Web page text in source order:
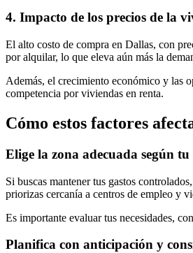
4. Impacto de los precios de la
El alto costo de compra en Dallas, con
por alquilar, lo que eleva aún más la
Además, el crecimiento económico y las
competencia por viviendas en renta.
Cómo estos factores
Elige la zona adecuada según
Si buscas mantener tus gastos
priorizas cercanía a centros de empleo y
Es importante evaluar tus necesidades,
Planifica con anticipación y